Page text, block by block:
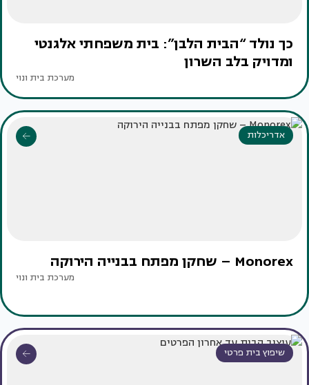
כך נולד “הבית הלבן”: בית משפחתי אלגנטי
ומדויק בלב השרון
מערכת בית ונוי
אדריכלות
Monorex – שחקן מפתח בבנייה הירוקה
מערכת בית ונוי
שיפוץ בית פרטי